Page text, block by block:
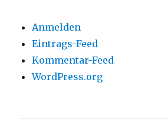
Anmelden
Eintrags-Feed
Kommentar-Feed
WordPress.org